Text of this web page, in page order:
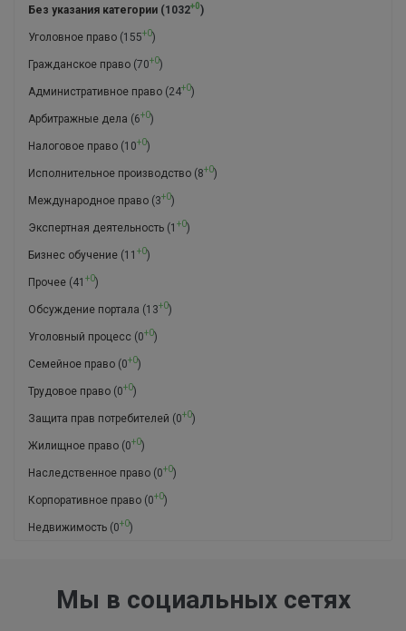
Без указания категории (1032+0)
Уголовное право (155+0)
Гражданское право (70+0)
Административное право (24+0)
Арбитражные дела (6+0)
Налоговое право (10+0)
Исполнительное производство (8+0)
Международное право (3+0)
Экспертная деятельность (1 +0)
Бизнес обучение (11 +0)
Прочее (41 +0)
Обсуждение портала (13+0)
Уголовный процесс (0+0)
Семейное право (0+0)
Трудовое право (0+0)
Защита прав потребителей (0+0)
Жилищное право (0+0)
Наследственное право (0+0)
Корпоративное право (0+0)
Недвижимость (0+0)
Мы в социальных сетях